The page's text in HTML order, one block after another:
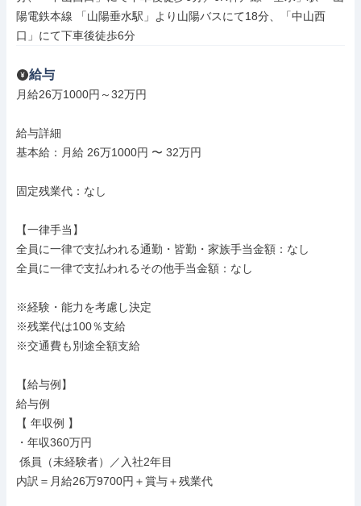
陽電鉄本線 「山陽垂水駅」より山陽バスにて18分、「中山西
口」にて下車後徒歩6分
給与
月給26万1000円～32万円
給与詳細
基本給：月給 26万1000円 〜 32万円
固定残業代：なし
【一律手当】
全員に一律で支払われる通勤・皆勤・家族手当金額：なし
全員に一律で支払われるその他手当金額：なし
※経験・能力を考慮し決定
※残業代は100％支給
※交通費も別途全額支給
【給与例】
給与例
【 年収例 】
・年収360万円
内訳＝月給26万9700円＋賞与＋残業代